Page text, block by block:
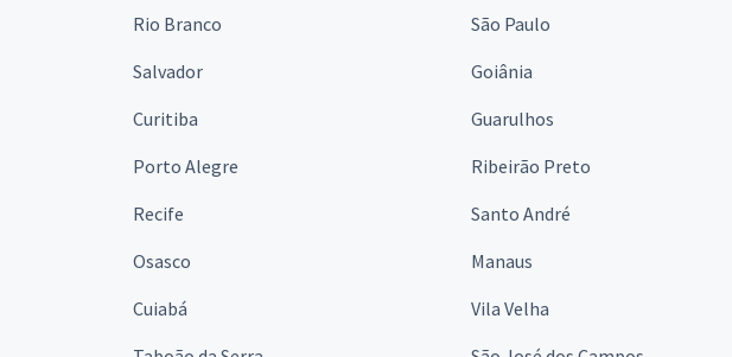
Rio Branco São Paulo
Salvador
Goiânia
Curitiba
Guarulhos
Porto Alegre
Ribeirão Preto
Recife
Santo André
Osasco
Manaus
Cuiabá
Vila Velha